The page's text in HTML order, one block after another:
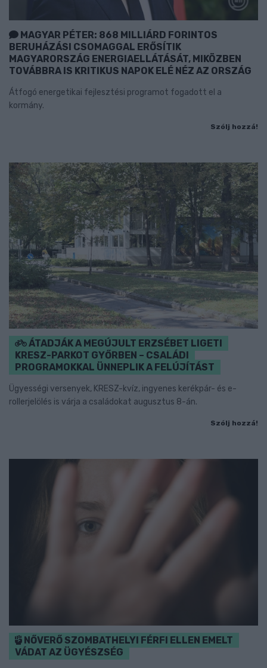
MAGYAR PÉTER: 868 MILLIÁRD FORINTOS
BERUHÁZÁSI CSOMAGGAL ERŐSÍTIK
MAGYARORSZÁG ENERGIAELLÁTÁSÁT, MIKÖZBEN
TOVÁBBRA IS KRITIKUS NAPOK ELÉ NÉZ AZ ORSZÁG
Átfogó energetikai fejlesztési programot fogadott el a
kormány.
Szólj hozzá!
ÁTADJÁK A MEGÚJULT ERZSÉBET LIGETI
KRESZ-PARKOT GYŐRBEN – CSALÁDI
PROGRAMOKKAL ÜNNEPLIK A FELÚJÍTÁST
Ügyességi versenyek, KRESZ-kvíz, ingyenes kerékpár- és e-
rollerjelölés is várja a családokat augusztus 8-án.
Szólj hozzá!
NŐVERŐ SZOMBATHELYI FÉRFI ELLEN EMELT
VÁDAT AZ ÜGYÉSZSÉG